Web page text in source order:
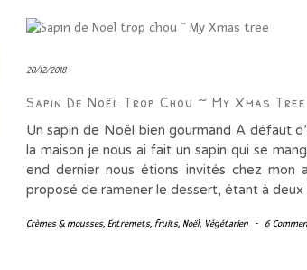
20/12/2018
Sapin De Noël Trop Chou ~ My Xmas Tree
Un sapin de Noël bien gourmand A défaut
la maison je nous ai fait un sapin qui se
end dernier nous étions invités chez mon
proposé de ramener le dessert, étant à
Crèmes & mousses, Entremets, fruits, Noël, Végétarien - 6